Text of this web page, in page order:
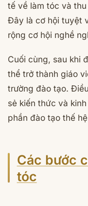
tế về làm tóc và
Đây là cơ hội tuyệt
rộng cơ hội nghề
Cuối cùng, sau khi
thể trở thành giáo
trường đào tạo.
sẻ kiến thức và
phần đào tạo thế
Các bước
tóc